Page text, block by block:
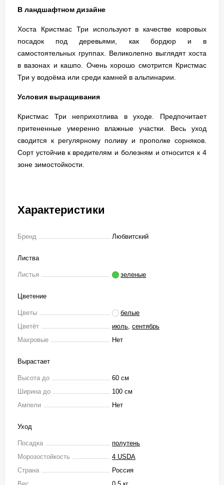
В ландшафтном дизайне
Хоста Кристмас Три используют в качестве ковровых
посадок под деревьями, как бордюр и в
самостоятельных группах. Великолепно выглядят хоста
в вазонах и кашпо. Очень хорошо смотрится Кристмас
Три у водоёма или среди камней в альпинарии.
Условия выращивания
Кристмас Три неприхотлива в уходе. Предпочитает
притененные умеренно влажные участки. Весь уход
сводится к регулярному поливу и прополке сорняков.
Сорт устойчив к вредителям и болезням и относится к 4
зоне зимостойкости.
Характеристики
Бренд Любвитский
Листва
Листья зеленые
Цветение
Цветы
белые
Цветёт
июль, сентябрь
Махровые
Нет
Вырастает
Высота до
60 см
Ширина до
100 см
Ампели
Нет
Уход
Посадка
полутень
Морозостойкость
4 USDA
Страна
Россия